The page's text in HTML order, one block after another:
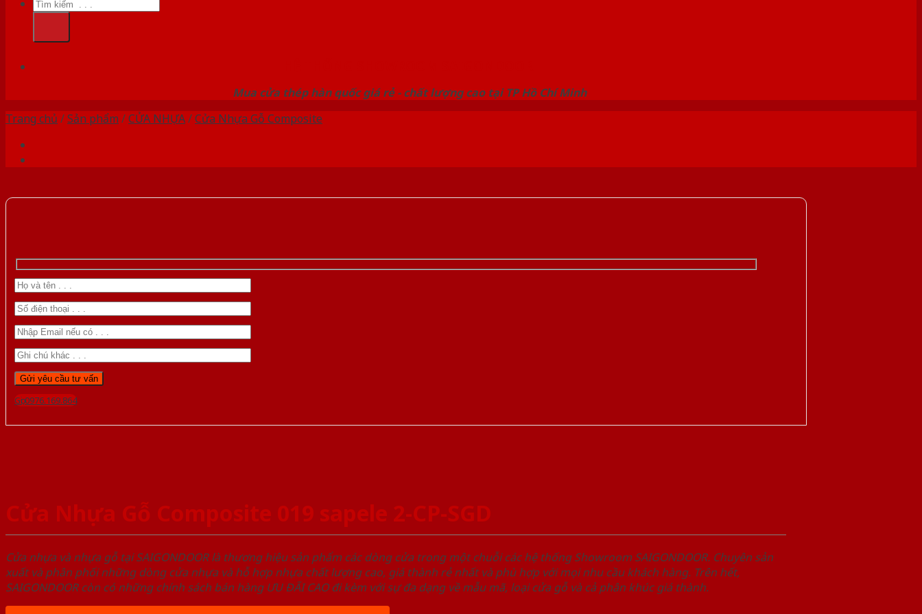
kiếm:
Mua cửa thép hàn quốc giá rẻ - chất lượng cao tại TP Hồ Chí Minh
Trang chủ /Sản phẩm /CỬA NHỰA/Cửa Nhựa Gỗ Composite
Gọi 0976.169.864
Cửa Nhựa Gỗ Composite 019 sapele 2-CP-SGD
Cửa nhựa và nhựa gỗ tại SAIGONDOOR là thương hiệu sản phẩm các dòng cửa trong một chuỗi các hệ thống Showroom SAIGONDOOR. Chuyên sản
xuất và phân phối những dòng cửa nhựa và hỗ hợp nhựa chất lượng cao, giá thành rẻ nhất và phù hợp với mọi nhu cầu khách hàng. Trên hết,
SAIGONDOOR còn có những chính sách bán hàng ƯU ĐÃI CAO đi kèm với sự đa dạng về mẫu mã, loại cửa gỗ và cả phân khúc giá thành.